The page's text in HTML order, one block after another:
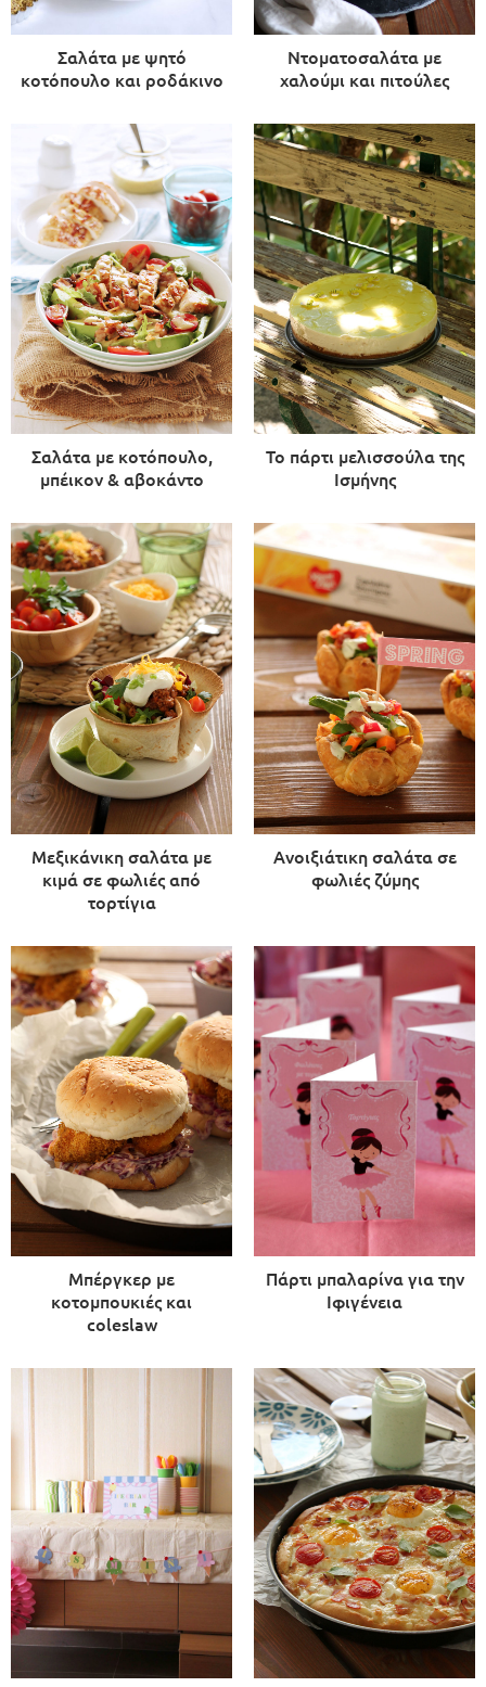
Σαλάτα με ψητό
κοτόπουλο και ροδάκινο
Ντοματοσαλάτα με
χαλούμι και πιτούλες
Σαλάτα με κοτόπουλο,
μπέικον & αβοκάντο
Το πάρτι μελισσούλα της
Ισμήνης
Μεξικάνικη σαλάτα με
κιμά σε φωλιές από
τορτίγια
Ανοιξιάτικη σαλάτα σε
φωλιές ζύμης
Μπέργκερ με
κοτομπουκιές και
coleslaw
Πάρτι μπαλαρίνα για την
Ιφιγένεια